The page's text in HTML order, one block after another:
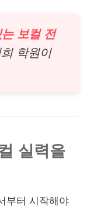
보컬 전
학원이
실력을
부터 시작해야